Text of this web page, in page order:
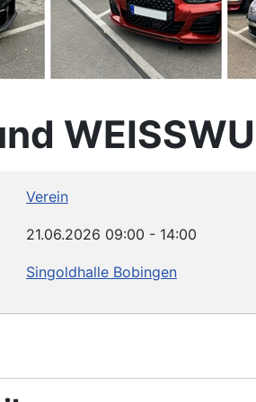
Verein
21.06.2026 09:00 - 14:00
Singoldhalle Bobingen